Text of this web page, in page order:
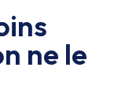
ne le